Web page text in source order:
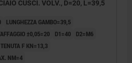
CUSCI. VOLV., D=20, L=39,5
LUNGHEZZA GAMBO=39,5
±0,05=20
D1=40
D2=M6
F KN=13,3
NM=4